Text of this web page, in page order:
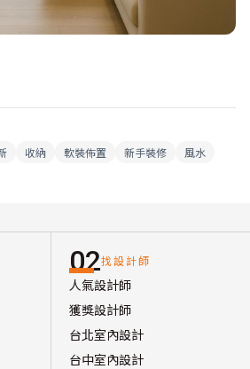
收納 軟裝佈置 新手裝修
風水
02找設計師
人氣設計師
獲獎設計師
台北室內設計
台中室內設計